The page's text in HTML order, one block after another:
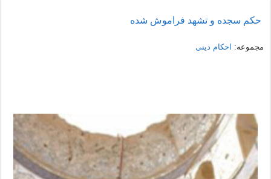
حکم سجده و تشهد فراموش شده
مجموعه: احکام دینی